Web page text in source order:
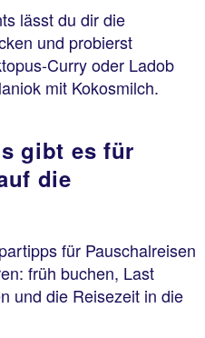
lässt du dir die
und probierst
Curry oder Ladob
mit Kokosmilch.
gibt es für
die
für Pauschalreisen
früh buchen, Last
und die Reisezeit in die